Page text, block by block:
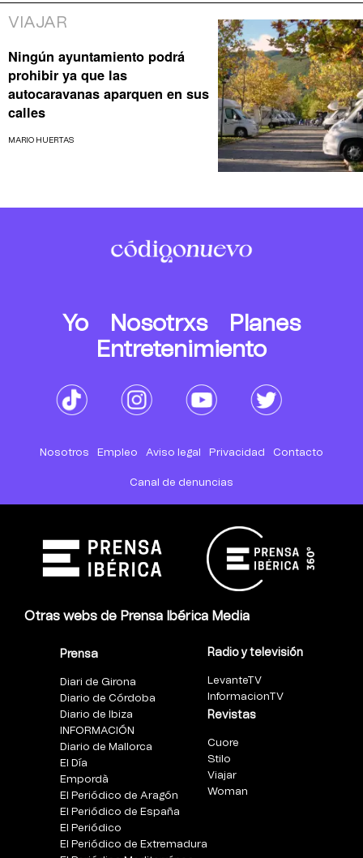
VIAJAR
Ningún ayuntamiento podrá
prohibir ya que las
autocaravanas aparquen en sus
calles
MARIO HUERTAS
Yo Nosotrxs
Planes
Entretenimiento
Nosotros Empleo Aviso legal Privacidad Contacto
Canal de denuncias
Otras webs de Prensa Ibérica Media
Prensa
Diari de Girona
Diario de Córdoba
Diario de Ibiza
INFORMACIÓN
Diario de Mallorca
El Día
Empordà
El Periódico de Aragón
El Periódico de España
El Periódico
El Periódico de Extremadura
Radio y televisión
LevanteTV
InformacionTV
Revistas
Cuore
Stilo
Viajar
Woman